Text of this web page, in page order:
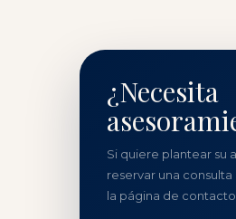
¿Necesita
Si quiere plantear su
reservar una
la página de contacto.